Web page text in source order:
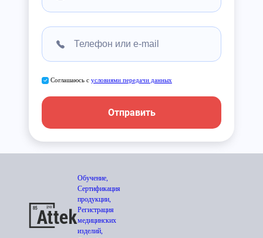
Соглашаюсь с условиями передачи данных
Отправить
Обучение,
Сертификация
продукции,
Регистрация
медицинских
изделий,